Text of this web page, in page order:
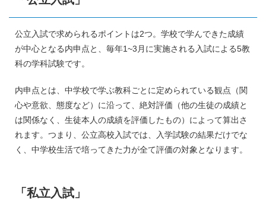
公立入試で求められるポイントは2つ。学校で学んできた成績
が中心となる内申点と、毎年1~3月に実施される入試による5教
科の学科試験です。
内申点とは、中学校で学ぶ教科ごとに定められている観点（関
心や意欲、態度など）に沿って、絶対評価（他の生徒の成績と
は関係なく、生徒本人の成績を評価したもの）によって算出さ
れます。つまり、公立高校入試では、入学試験の結果だけでな
く、中学校生活で培ってきた力が全て評価の対象となります。
「私立入試」